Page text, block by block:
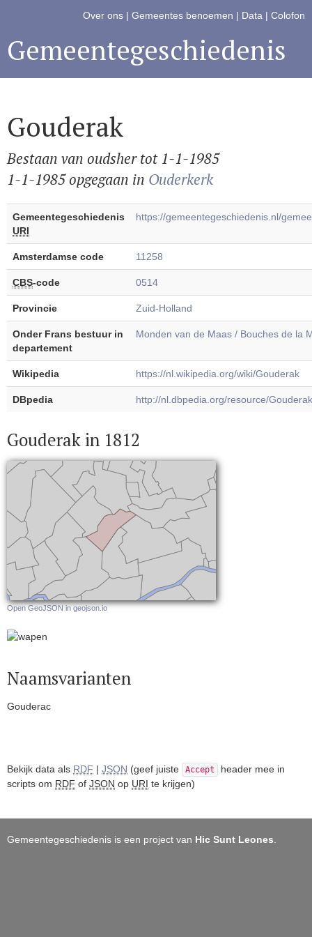
Over ons | Gemeentes benoemen | Data | Colofon
Gemeentegeschiedenis
Gouderak
Bestaan van oudsher tot 1-1-1985
1-1-1985 opgegaan in Ouderkerk
Gemeentegeschiedenis
URI
https://gemeentegeschiedenis.nl/
Amsterdamse code 11258
CBS-code 0514
Provincie Zuid-Holland
Onder Frans bestuur in
departement
Monden van de Maas / Bouches de la
Wikipedia https://nl.wikipedia.org/wiki/Gouderak
DBpedia http://nl.dbpedia.org/resource/Gouderak
Gouderak in 1812
Open GeoJSON in geojson.io
Naamsvarianten
Gouderac
Bekijk data als RDF | JSON (geef juiste Accept
header mee in
scripts om RDF of JSON op URI te krijgen)
Gemeentegeschiedenis is een project van Hic Sunt Leones.